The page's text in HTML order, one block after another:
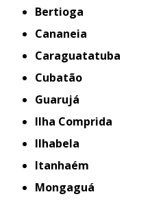
Bertioga
Cananeia
Caraguatatuba
Cubatão
Guarujá
Ilha Comprida
Ilhabela
Itanhaém
Mongaguá